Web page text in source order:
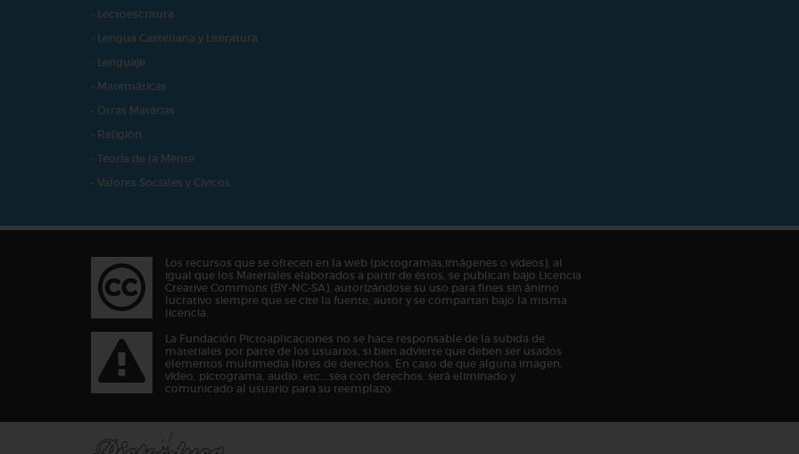
- Lectoescritura
- Lengua Castellana y Literatura
- Lenguaje
- Matemáticas
- Otras Materias
- Religión
- Teoría de la Mente
- Valores Sociales y Cívicos
Los recursos que se ofrecen en la web (pictogramas,imágenes o vídeos), al
igual que los Materiales elaborados a partir de éstos, se publican bajo Licencia
Creative Commons (BY-NC-SA), autorizándose su uso para fines sin ánimo
lucrativo siempre que se cite la fuente, autor y se compartan bajo la misma
licencia.
La Fundación Pictoaplicaciones no se hace responsable de la subida de
materiales por parte de los usuarios, si bien advierte que deben ser usados
elementos multimedia libres de derechos. En caso de que alguna imagen,
vídeo, pictograma, audio, etc… sea con derechos, será eliminado y
comunicado al usuario para su reemplazo.